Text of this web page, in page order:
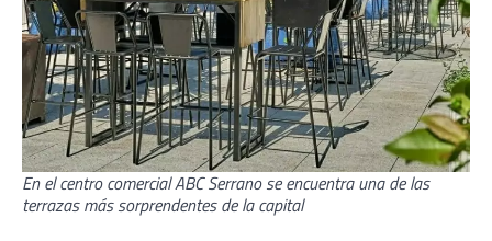
En el centro comercial ABC Serrano se encuentra una de las
terrazas más sorprendentes de la capital